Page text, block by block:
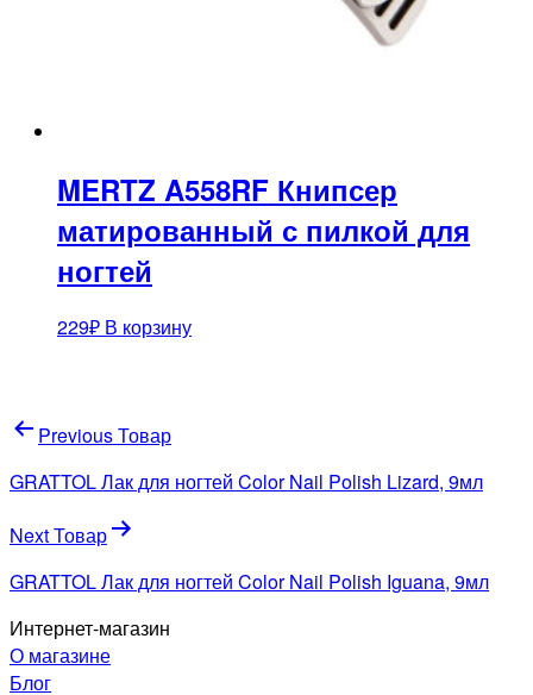
MERTZ A558RF Книпсер
матированный с пилкой для
ногтей
229₽ В корзину
Навигация
по
записям
Previous Товар
GRATTOL Лак для ногтей Color Nail Polish Lizard, 9мл
Next Товар
GRATTOL Лак для ногтей Color Nail Polish Iguana, 9мл
Интернет-магазин
О магазине
Блог